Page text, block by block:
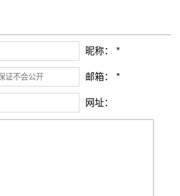
昵称： *
邮箱： *
网址：